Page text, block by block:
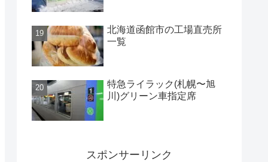
北海道函館市の工場直売所
一覧
特急ライラック(札幌〜旭
川)グリーン車指定席
スポンサーリンク